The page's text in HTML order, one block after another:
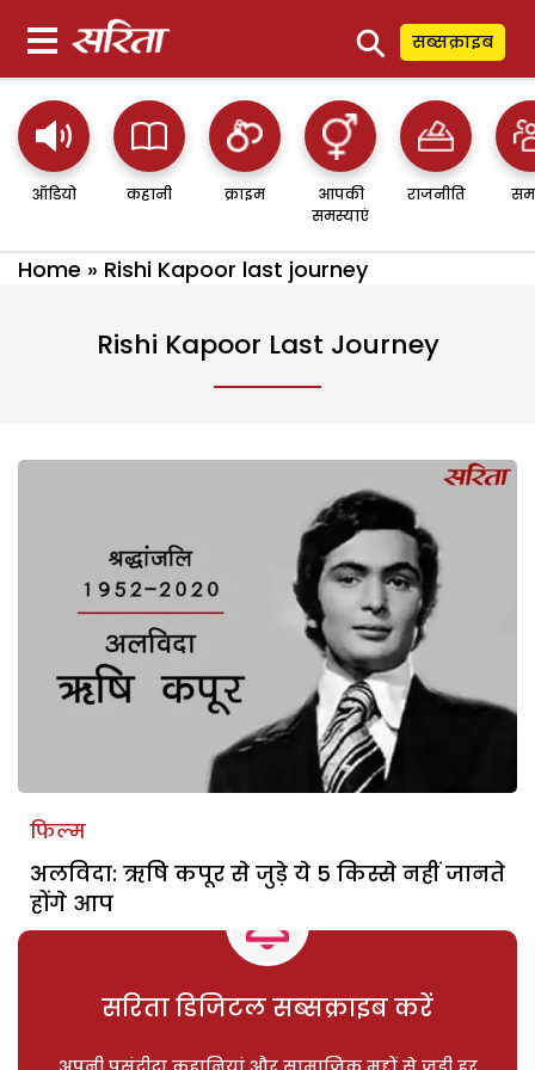
⚲ सब्सक्राइब
ऑडियो कहानी क्राइम
आपकी
समस्याएं
राजनीति
Home » Rishi Kapoor last journey
Rishi Kapoor Last Journey
फिल्म
अलविदा: ऋषि कपूर से जुड़े ये 5 किस्से नहीं जानते
होंगे आप
सरिता डिजिटल सब्सक्राइब करें